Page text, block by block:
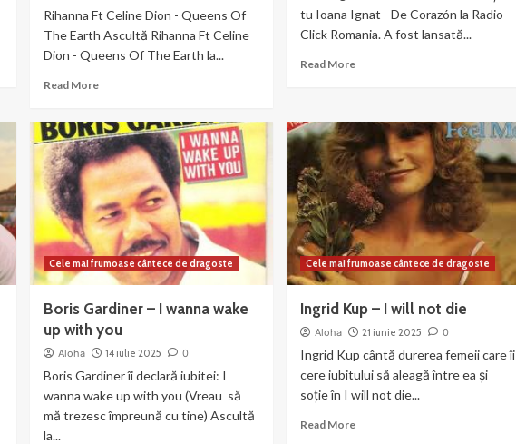
Rihanna Ft Celine Dion - Queens Of
The Earth Ascultă Rihanna Ft Celine
Dion - Queens Of The Earth la...
Read MoreRead
Rihanna
Ft
Celine
Dion
–
Queens
Of
The
Earth
tu Ioana Ignat - De Corazón la Radio
Click Romania. A fost lansată...
Read MoreRead
De
Corazón
Cele mai frumoase cântece de dragoste
Boris Gardiner – I wanna wake
up with you
Aloha 14 iulie 2025 0
Boris Gardiner îi declară iubitei: I
wanna wake up with you (Vreau să
mă trezesc împreună cu tine) Ascultă
la...
Cele mai frumoase cântece de dragoste
Ingrid Kup – I will not die
Aloha 21 iunie 2025 0
Ingrid Kup cântă durerea femeii care îi
cere iubitului să aleagă între ea și
soție în I will not die...
Read MoreRead